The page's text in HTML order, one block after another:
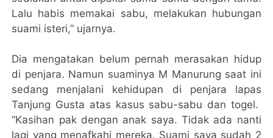
Lalu habis memakai sabu, melakukan hubungan
suami isteri,” ujarnya.
Dia mengatakan belum pernah merasakan hidup
di penjara. Namun suaminya M Manurung saat ini
sedang menjalani kehidupan di penjara lapas
Tanjung Gusta atas kasus sabu-sabu dan togel.
“Kasihan pak dengan anak saya. Tidak ada nanti
lagi yang menafkahi mereka. Suami saya sudah 2